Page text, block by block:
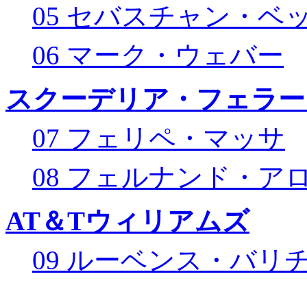
05 セバスチャン・ベ
06 マーク・ウェバー
スクーデリア・フェラ
07 フェリペ・マッサ
08 フェルナンド・ア
AT＆Tウィリアムズ
09 ルーベンス・バリ